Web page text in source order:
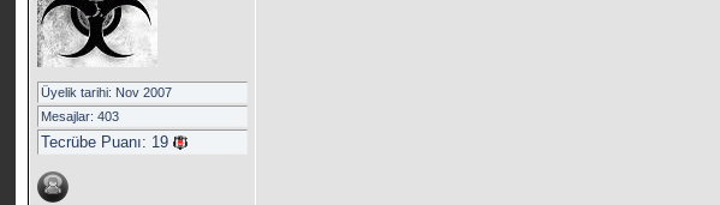
Üyelik tarihi: Nov 2007
Mesajlar: 403
Tecrübe Puanı: 19